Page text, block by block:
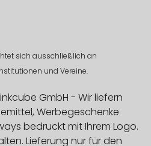
sich ausschließlich an
und Vereine.
GmbH - Wir liefern
Werbegeschenke
bedruckt mit Ihrem Logo.
Lieferung nur für den